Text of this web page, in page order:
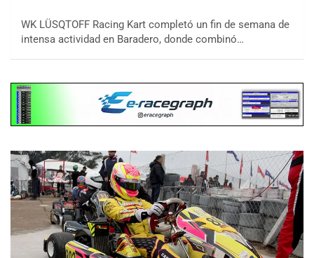
WK LÜSQTOFF Racing Kart completó un fin de semana de
intensa actividad en Baradero, donde combinó…